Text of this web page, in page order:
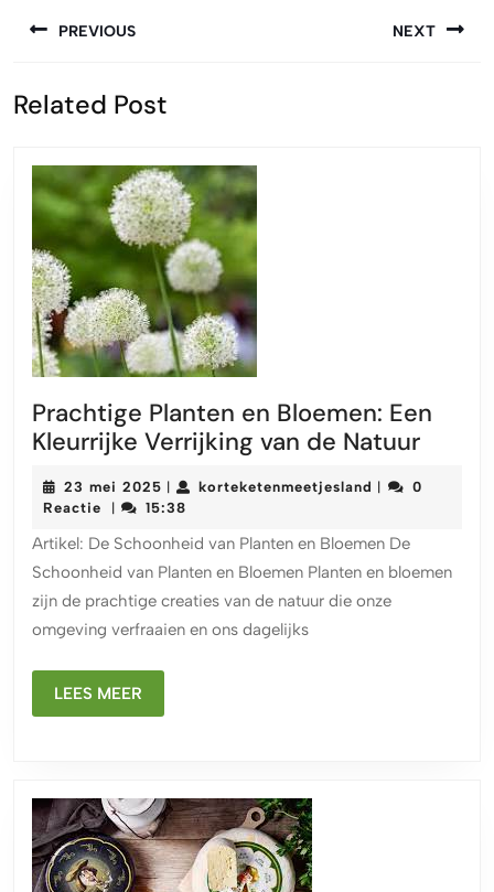
PREVIOUS
bericht:
NEXT
Related Post
Prachtige Planten en Bloemen: Een
Kleurrijke Verrijking van de Natuur
en
23 mei 2025 23
mei
| korteketenmeetjesland |
0
Reactie
| 15:38
Artikel: De Schoonheid van Planten en Bloemen De
Schoonheid van Planten en Bloemen Planten en bloemen
zijn de prachtige creaties van de natuur die onze
omgeving verfraaien en ons dagelijks
LEES MEER
MEER